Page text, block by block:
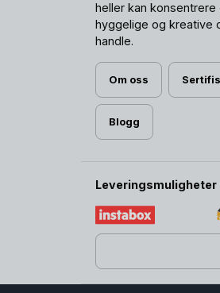
heller kan konsentrere
hyggelige og kreative
handle.
Om oss
Blogg
Leveringsmuligheter